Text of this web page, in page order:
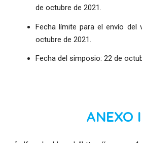
de octubre de 2021.
Fecha límite para el envío del
octubre de 2021.
Fecha del simposio: 22 de
ANEXO I